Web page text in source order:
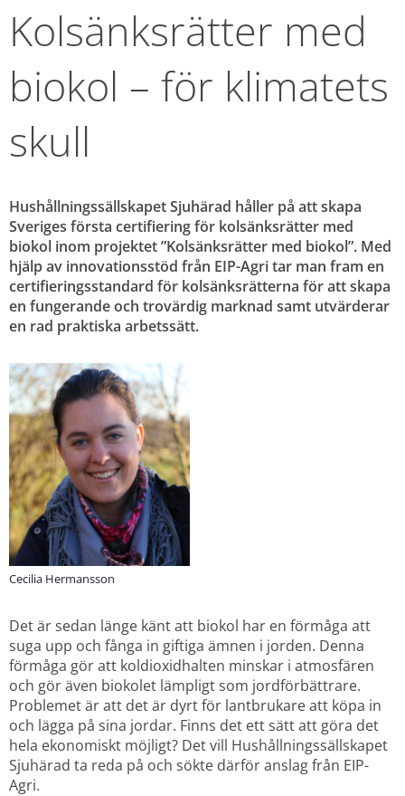
Kolsänksrätter med
biokol – för klimatets
skull
Hushållningssällskapet Sjuhärad håller på att skapa
Sveriges första certifiering för kolsänksrätter med
biokol inom projektet ”Kolsänksrätter med biokol”. Med
hjälp av innovationsstöd från EIP-Agri tar man fram en
certifieringsstandard för kolsänksrätterna för att skapa
en fungerande och trovärdig marknad samt utvärderar
en rad praktiska arbetssätt.
Cecilia Hermansson
Det är sedan länge känt att biokol har en förmåga att
suga upp och fånga in giftiga ämnen i jorden. Denna
förmåga gör att koldioxidhalten minskar i atmosfären
och gör även biokolet lämpligt som jordförbättrare.
Problemet är att det är dyrt för lantbrukare att köpa in
och lägga på sina jordar. Finns det ett sätt att göra det
hela ekonomiskt möjligt? Det vill Hushållningssällskapet
Sjuhärad ta reda på och sökte därför anslag från EIP-
Agri.